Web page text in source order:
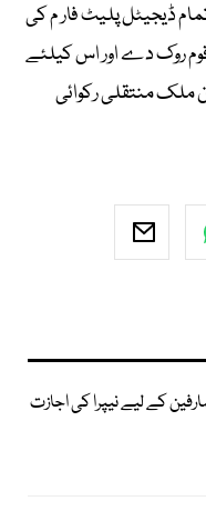
ڈیجیٹل پلیٹ فار م کی
روک دے اور اس کیلئے
ملک منتقلی رکوائی
کے لیے نیپرا کی اجازت